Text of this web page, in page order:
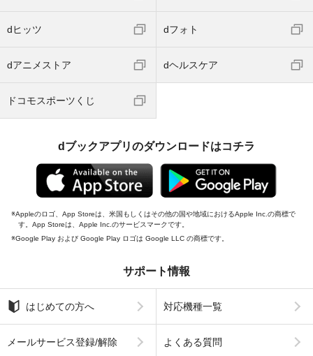
dヒッツ dフォト
dアニメストア dヘルスケア
ドコモスポーツくじ
dブックアプリのダウンロードはコチラ
Appleのロゴ、App Storeは、米国もしくはその他の国や地域におけるApple Inc.の商標で
す。App Storeは、Apple Inc.のサービスマークです。
Google Play および Google Play ロゴは Google LLC の商標です。
サポート情報
はじめての方へ 対応機種一覧
メールサービス登録/解除 よくある質問